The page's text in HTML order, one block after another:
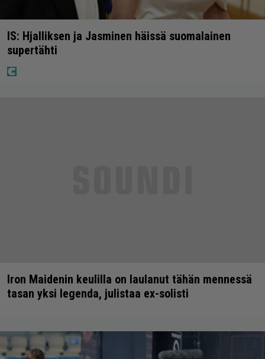
IS: Hjalliksen ja Jasminen häissä suomalainen
supertähti
Iron Maidenin keulilla on laulanut tähän mennessä
tasan yksi legenda, julistaa ex-solisti